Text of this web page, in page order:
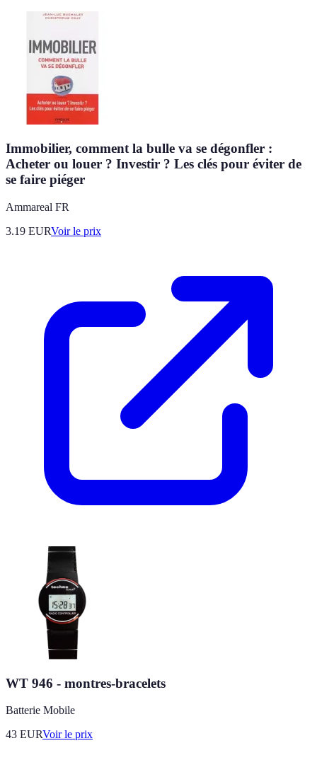
Immobilier, comment la bulle va se dégonfler :
Acheter ou louer ? Investir ? Les clés pour éviter de
se faire piéger
Ammareal FR
3.19 EURVoir le prix
WT 946 - montres-bracelets
Batterie Mobile
43 EURVoir le prix